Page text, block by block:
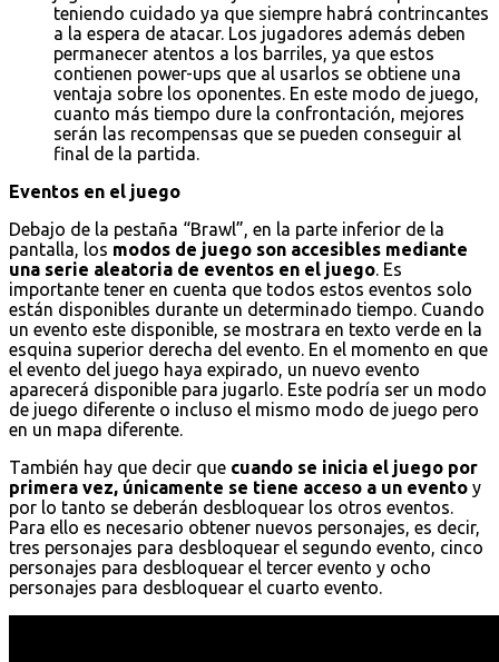
teniendo cuidado ya que siempre habrá contrincantes
a la espera de atacar. Los jugadores además deben
permanecer atentos a los barriles, ya que estos
contienen power-ups que al usarlos se obtiene una
ventaja sobre los oponentes. En este modo de juego,
cuanto más tiempo dure la confrontación, mejores
serán las recompensas que se pueden conseguir al
final de la partida.
Eventos en el juego
Debajo de la pestaña “Brawl”, en la parte inferior de la
pantalla, los modos de juego son accesibles mediante
una serie aleatoria de eventos en el juego. Es
importante tener en cuenta que todos estos eventos solo
están disponibles durante un determinado tiempo. Cuando
un evento este disponible, se mostrara en texto verde en la
esquina superior derecha del evento. En el momento en que
el evento del juego haya expirado, un nuevo evento
aparecerá disponible para jugarlo. Este podría ser un modo
de juego diferente o incluso el mismo modo de juego pero
en un mapa diferente.
También hay que decir que cuando se inicia el juego por
primera vez, únicamente se tiene acceso a un evento y
por lo tanto se deberán desbloquear los otros eventos.
Para ello es necesario obtener nuevos personajes, es decir,
tres personajes para desbloquear el segundo evento, cinco
personajes para desbloquear el tercer evento y ocho
personajes para desbloquear el cuarto evento.